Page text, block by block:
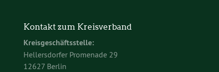
Kontakt zum Kreisverband
Kreisgeschäftsstelle:
Hellersdorfer Promenade 29
12627 Berlin